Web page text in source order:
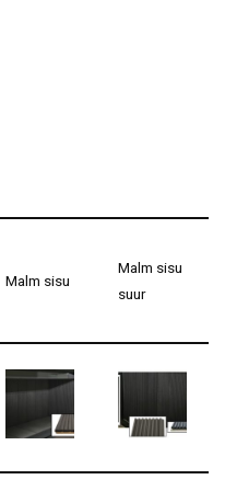
Malm sisu
Malm sisu
suur